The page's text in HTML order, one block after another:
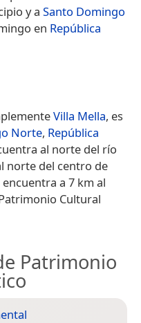
y a Santo Domingo
en República
Villa Mella, es
Norte, República
al norte del río
norte del centro de
encuentra a 7 km al
Cultural
Patrimonio